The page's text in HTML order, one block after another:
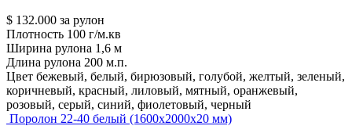
$ 132.000 за рулон
Плотность 100 г/м.кв
Ширина рулона 1,6 м
Длина рулона 200 м.п.
Цвет бежевый, белый, бирюзовый, голубой, желтый, зеленый,
коричневый, красный, лиловый, мятный, оранжевый,
розовый, серый, синий, фиолетовый, черный
Поролон 22-40 белый (1600х2000х20 мм)